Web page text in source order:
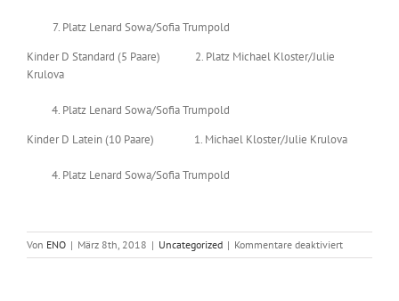
Platz Lenard Sowa/Sofia Trumpold
Kinder D Standard (5 Paare) 2. Platz Michael Kloster/Julie
Krulova
Platz Lenard Sowa/Sofia Trumpold
Kinder D Latein (10 Paare) 1. Michael Kloster/Julie Krulova
Platz Lenard Sowa/Sofia Trumpold
Von ENO | März 8th, 2018 | Uncategorized | Kommentare deaktiviertfür
Fünf